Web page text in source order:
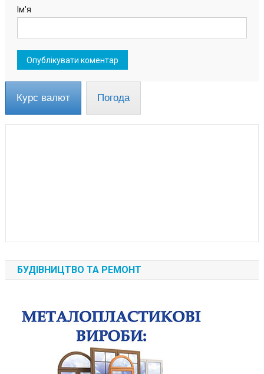
Ім'я
Курс валют Погода
БУДІВНИЦТВО ТА РЕМОНТ